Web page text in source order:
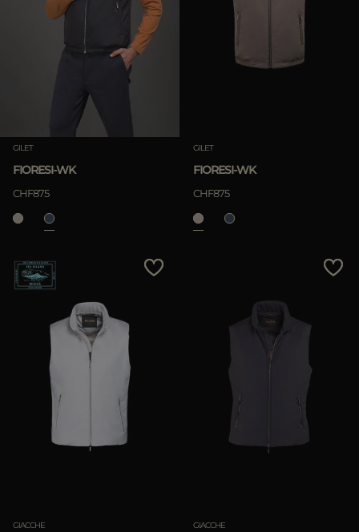
APPLICA
Most Popular
GILET
FIORESI-WK
CHF875
GILET
FIORESI-WK
CHF875
GIACCHE GIACCHE